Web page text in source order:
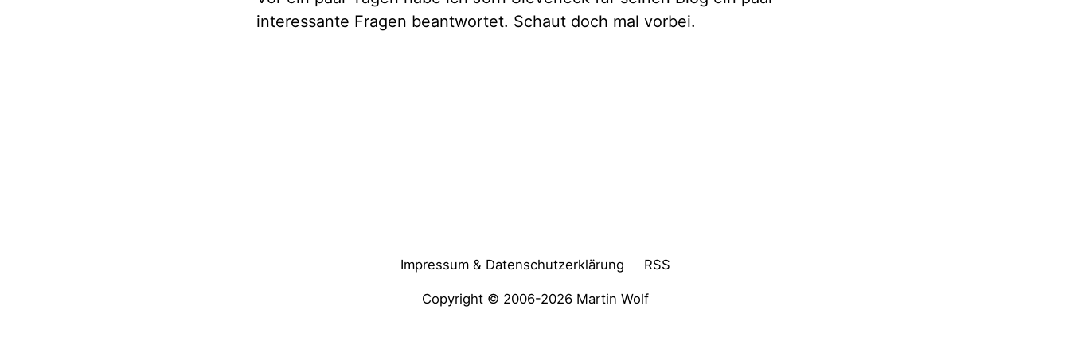
interessante Fragen beantwortet. Schaut doch mal vorbei.
Impressum & Datenschutzerklärung RSS
Copyright © 2006-2026 Martin Wolf